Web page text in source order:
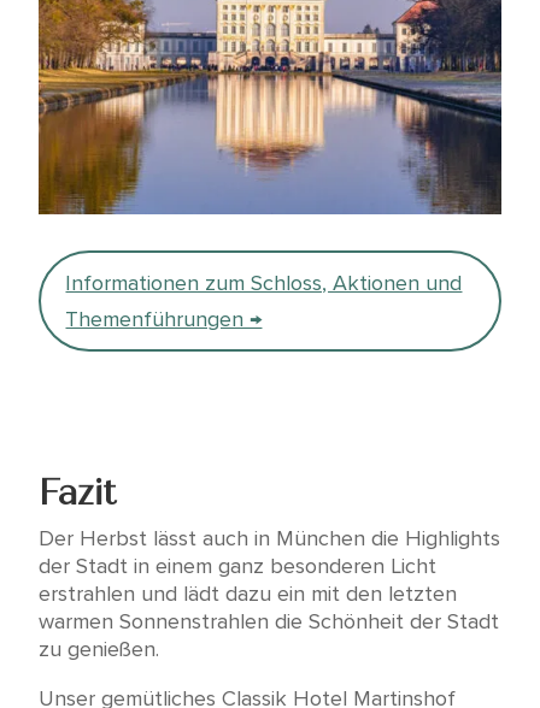
Informationen zum Schloss, Aktionen und
Themenführungen →
Fazit
Der Herbst lässt auch in München die Highlights
der Stadt in einem ganz besonderen Licht
erstrahlen und lädt dazu ein mit den letzten
warmen Sonnenstrahlen die Schönheit der Stadt
zu genießen.
Unser gemütliches Classik Hotel Martinshof